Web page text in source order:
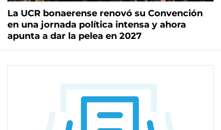
La UCR bonaerense renovó su Convención
en una jornada política intensa y ahora
apunta a dar la pelea en 2027